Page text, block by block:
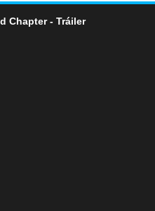
Chapter - Tráiler